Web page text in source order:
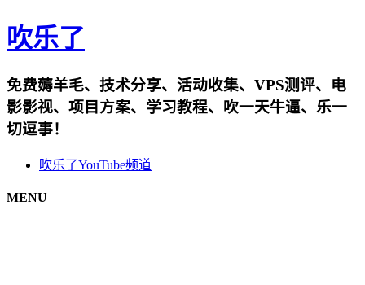
吹乐了
免费薅羊毛、技术分享、活动收集、VPS测评、电
影影视、项目方案、学习教程、吹一天牛逼、乐一
切逗事！
吹乐了YouTube频道
MENU